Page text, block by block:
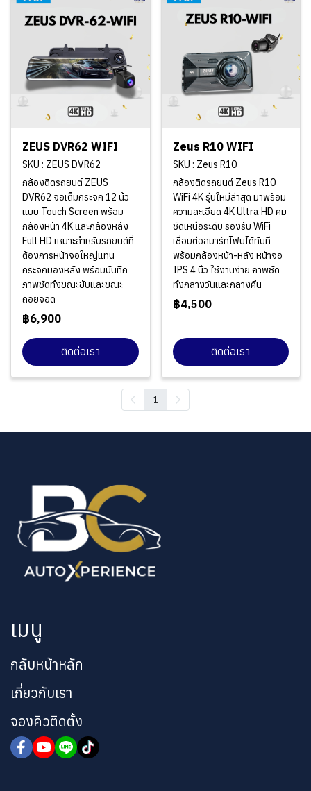
ZEUS DVR62 WIFI
SKU : ZEUS DVR62
กล้องติดรถยนต์ ZEUS
DVR62 จอเต็มกระจก 12 นิ้ว
แบบ Touch Screen พร้อม
กล้องหน้า 4K และกล้องหลัง
Full HD เหมาะสำหรับรถยนต์ที่
ต้องการหน้าจอใหญ่แทน
กระจกมองหลัง พร้อมบันทึก
ภาพชัดทั้งขณะขับและขณะ
ถอยจอด
฿6,900
ติดต่อเรา
Zeus R10 WIFI
SKU : Zeus R10
กล้องติดรถยนต์ Zeus R10
WiFi 4K รุ่นใหม่ล่าสุด มาพร้อม
ความละเอียด 4K Ultra HD คม
ชัดเหนือระดับ รองรับ WiFi
เชื่อมต่อสมาร์ทโฟนได้ทันที
พร้อมกล้องหน้า-หลัง หน้าจอ
IPS 4 นิ้ว ใช้งานง่าย ภาพชัด
ทั้งกลางวันและกลางคืน
฿4,500
ติดต่อเรา
1
เมนู
กลับหน้าหลัก
เกี่ยวกับเรา
จองคิวติดตั้ง